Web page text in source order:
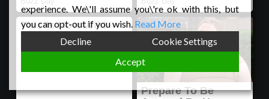
experience. We\'ll assume you\'re ok with this, but
you can opt-out if you wish. Read More
Decline
Cookie Settings
Accept